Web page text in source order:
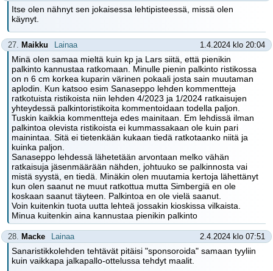
Itse olen nähnyt sen jokaisessa lehtipisteessä, missä olen
käynyt.
27. Maikku Lainaa 1.4.2024 klo 20:04
Minä olen samaa mieltä kuin kp ja Lars siitä, että pienikin
palkinto kannustaa ratkomaan. Minulle pienin palkinto ristikossa
on n 6 cm korkea kuparin värinen pokaali josta sain muutaman
aplodin. Kun katsoo esim Sanaseppo lehden kommentteja
ratkotuista ristikoista niin lehden 4/2023 ja 1/2024 ratkaisujen
yhteydessä palkintoristikoita kommentoidaan todella paljon.
Tuskin kaikkia kommentteja edes mainitaan. Em lehdissä ilman
palkintoa olevista ristikoista ei kummassakaan ole kuin pari
mainintaa. Sitä ei tietenkään kukaan tiedä ratkotaanko niitä ja
kuinka paljon.
Sanaseppo lehdessä lähetetään arvontaan melko vähän
ratkaisuja jäsenmäärään nähden, johtuuko se palkinnosta vai
mistä syystä, en tiedä. Minäkin olen muutamia kertoja lähettänyt
kun olen saanut ne muut ratkottua mutta Simbergiä en ole
koskaan saanut täyteen. Palkintoa en ole vielä saanut.
Voin kuitenkin tuota uutta lehteä jossakin kioskissa vilkaista.
Minua kuitenkin aina kannustaa pienikin palkinto
28. Macke Lainaa 2.4.2024 klo 07:51
Sanaristikkolehden tehtävät pitäisi "sponsoroida" samaan tyyliin
kuin vaikkapa jalkapallo-ottelussa tehdyt maalit.